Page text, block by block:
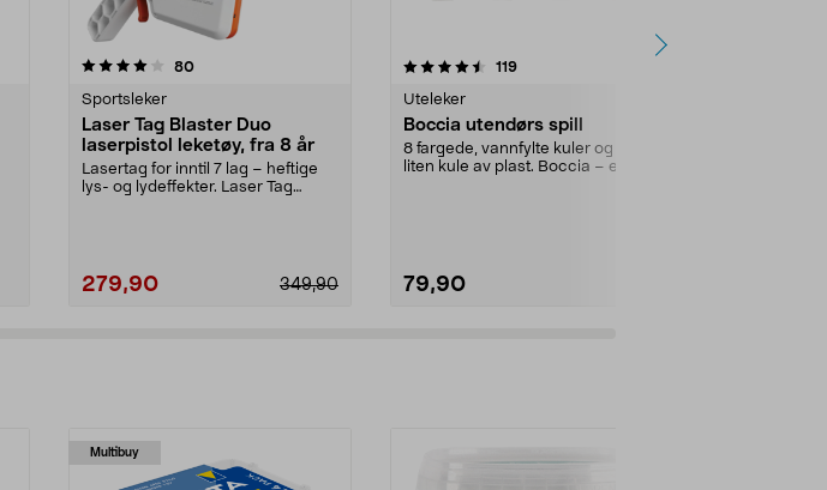
80anmeldelser
Sportsleker
Laser Tag Blaster Duo
laserpistol leketøy, fra 8 år
Lasertag for inntil 7 lag – heftige
lys- og lydeffekter. Laser Tag
279,90 349,90
4.5 av 5 stjerner 119anmeldelser
Uteleker
Boccia utendørs spill
8 fargede, vannfylte kuler og en
liten kule av plast. Boccia – et
79,90
4.5 av 5 stjerner
Multibuy